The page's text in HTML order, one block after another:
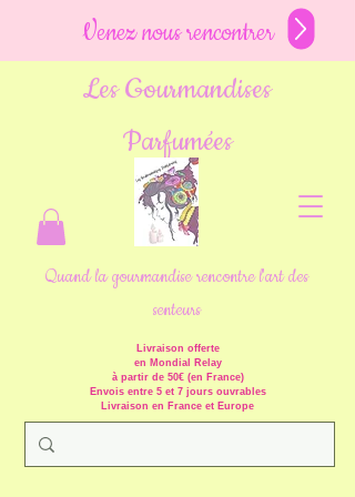
Venez nous rencontrer
Les Gourmandises
Parfumées
Livraison offerte
en Mondial Relay
à partir de 50€ (en France)
Envois entre 5 et 7 jours ouvrables
Livraison en France et Europe
Quand la gourmandise rencontre l'art des
senteurs